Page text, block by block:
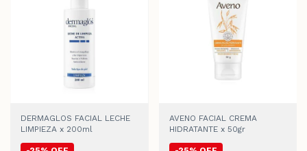
DERMAGLOS FACIAL LECHE
LIMPIEZA x 200ml
AVENO FACIAL CREMA
HIDRATANTE x 50gr